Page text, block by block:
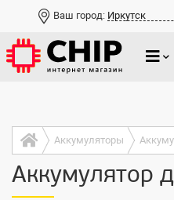
Ваш город: Иркутск
Аккумуляторы
Аккумулятор